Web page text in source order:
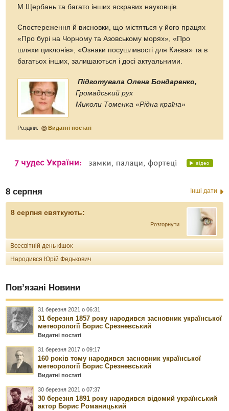
М.Щербань та багато інших яскравих науковців.
Спостереження й висновки, що містяться у його працях
«Про бурі на Чорному та Азовському морях», «Про
шляхи циклонів», «Ознаки посушливості для Києва» та в
багатьох інших, залишаються і досі актуальними.
Підготувала Олена Бондаренко,
Громадський рух
Миколи Томенка «Рідна країна»
Розділи: Видатні постаті
8 серпня Інші дати
8 серпня святкують:
Розгорнути
Всесвітній день кішок
Народився Юрій Федькович
Пов’язані Новини
31 березня 2021 о 06:31
31 березня 1857 року народився засновник української
метеорології Борис Срезневський
Видатні постаті
31 березня 2017 о 09:17
160 років тому народився засновник української
метеорології Борис Срезневський
Видатні постаті
30 березня 2021 о 07:37
30 березня 1891 року народився відомий український
актор Борис Романицький